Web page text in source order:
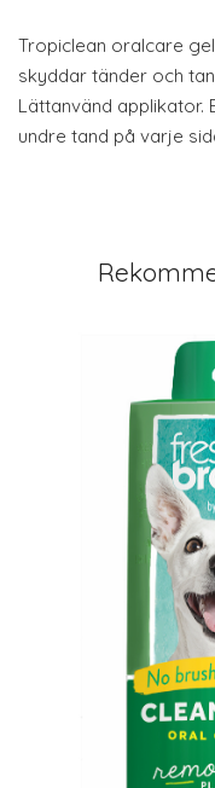
Tropiclean oralcare
skyddar tänder och
Lättanvänd applikator.
undre tand på varje